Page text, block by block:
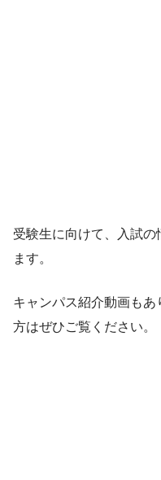
受験生に向けて、入試
ます。
キャンパス紹介動画も
方はぜひご覧ください。